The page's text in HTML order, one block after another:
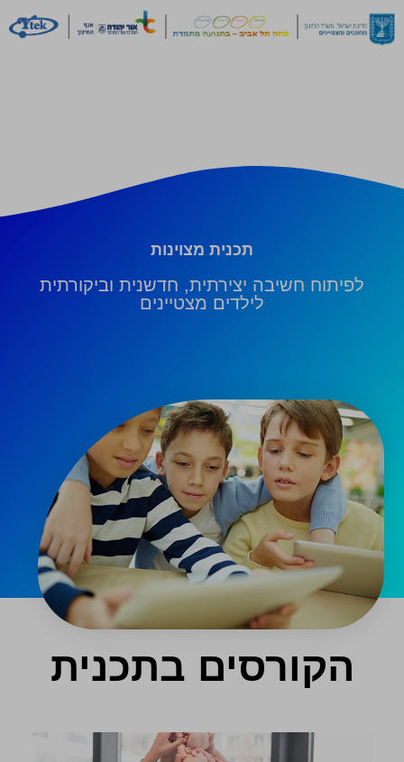
תכנית מצוינות
לפיתוח חשיבה יצירתית, חדשנית וביקורתית
לילדים מצטיינים
הקורסים בתכנית